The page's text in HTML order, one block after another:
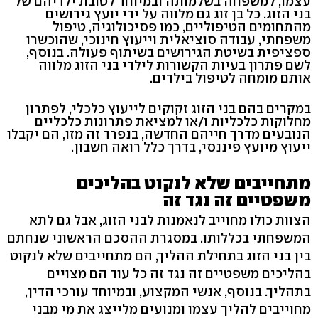
בני הזוג. כל בן זוג גם מלווה על ידי יועץ גירושים
מהתחומים הטיפוליים, כמו פסיכולוגיה, טיפול
משפחתי, עבודה סוציאלית וייעוץ חינוכי, שהוכשרו
ספציפית בשיטת הגירושים בשיתוף פעולה. בנוסף,
לשם פתרון בעיות הקשורות לילדי בני הזוג מלווה
אותם מומחה לטיפול בילדים.
במקרים בהם בני הזוג זקוקים לייעוץ כלכלי, לפתרון
מחלוקות כלכליות ו/או למציאת פתרונות כלכליים
הנובעים מדרך חייהם החדשה, בנפרד זה מזו, הם יקבלו
ייעוץ מיועץ פיננסי, בדרך כלל רואה חשבון.
מתחייבים שלא לנקוט בהליכים
משפטיים זה נגד זה
הצוות כולו מחוייב לנאמנות לבני הזוג, אבל גם לתא
המשפחתי בכללותו. במסגרת ההסכם הראשוני שנחתם
בין בני הזוג בתחילת ההליך, הם מתחייבים שלא לנקוט
בהליכים משפטיים זה נגד זה כל עוד הם מצויים
בתהליך. בנוסף, אנשי המקצוע, ובמיוחד עורכי הדין,
מחוייבים להליך עצמו ומנועים מלייצג את מי מבני